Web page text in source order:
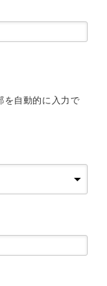
を自動的に入力で